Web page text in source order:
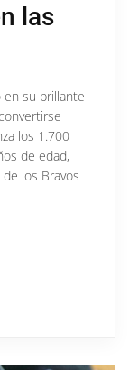
las
en su brillante
los 1.700
de edad,
los Bravos